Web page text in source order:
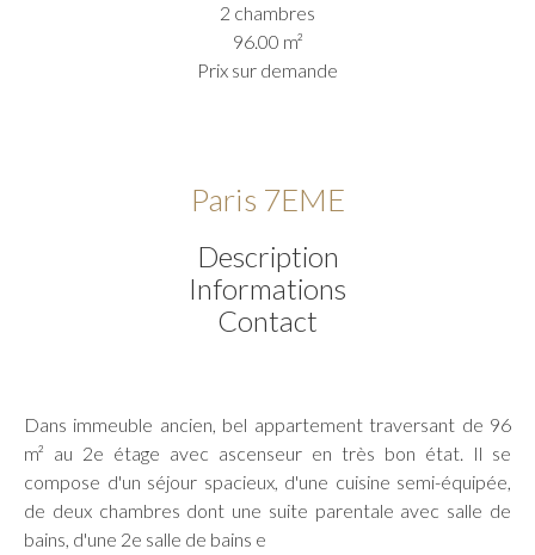
2 chambres
96.00 m²
Prix sur demande
Paris 7EME
Description
Informations
Contact
Dans immeuble ancien, bel appartement traversant de 96
m² au 2e étage avec ascenseur en très bon état. Il se
compose d'un séjour spacieux, d'une cuisine semi-équipée,
de deux chambres dont une suite parentale avec salle de
bains, d'une 2e salle de bains e